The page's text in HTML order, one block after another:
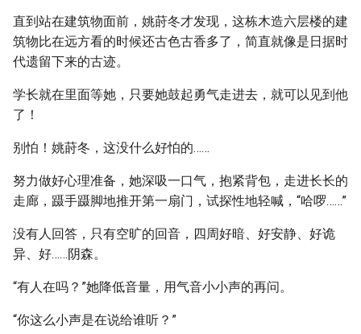
直到站在建筑物面前，姚莳冬才发现，这栋木造六层楼的建
筑物比在远方看的时候还古色古香多了，简直就像是日据时
代遗留下来的古迹。
学长就在里面等她，只要她鼓起勇气走进去，就可以见到他
了！
别怕！姚莳冬，这没什么好怕的……
努力做好心理准备，她深吸一口气，抱紧背包，走进长长的
走廊，蹑手蹑脚地推开第一扇门，试探性地轻喊，“哈啰……”
没有人回答，只有空旷的回音，四周好暗、好安静、好诡
异、好……阴森。
“有人在吗？”她降低音量，用气音小小声的再问。
“你这么小声是在说给谁听？”